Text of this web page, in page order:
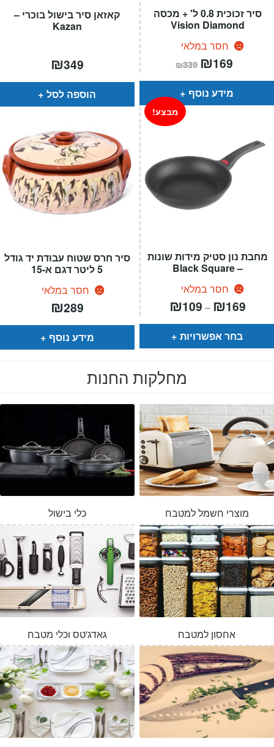
קאזאן סיר בישול בוכרי –
Kazan
₪349
הוספה לסל
סיר זכוכית 0.8 ל' + מכסה
Vision Diamond
חסר במלאי
₪339 המחיר
המקורי
היה:
₪339.
₪169
הוא:
מידע נוסף
סיר חרס שטוח עבודת יד גודל
5 ליטר דגם א-15
חסר במלאי
₪289
מידע נוסף
מחבת נון סטיק מידות שונות
– Black Square
חסר במלאי
מבצע!
₪109 – ₪169טווח
⁦₪109⁩
בחר אפשרויות
מחלקות החנות
כלי בישול מוצרי חשמל למטבח
גאדג'טס וכלי מטבח אחסון למטבח